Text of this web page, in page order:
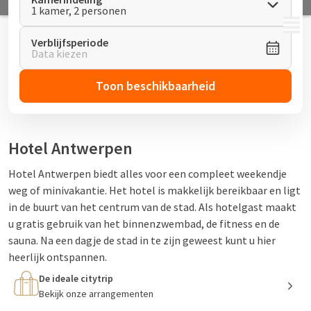
MENU
1 kamer, 2 personen
Verblijfsperiode
Data kiezen
Toon beschikbaarheid
Hotel Antwerpen
Hotel Antwerpen biedt alles voor een compleet weekendje
weg of minivakantie. Het hotel is makkelijk bereikbaar en ligt
in de buurt van het centrum van de stad. Als hotelgast maakt
u gratis gebruik van het binnenzwembad, de fitness en de
sauna. Na een dagje de stad in te zijn geweest kunt u hier
heerlijk ontspannen.
Het hotel beschikt over een eigen bistro,
kunt u genieten van een klassieke Van der Valk schnitzel, of u
De ideale citytrip
Bekijk onze arrangementen